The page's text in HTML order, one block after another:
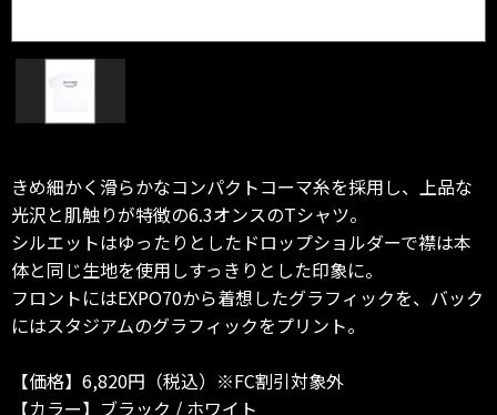
きめ細かく滑らかなコンパクトコーマ糸を採用し、上品な
光沢と肌触りが特徴の6.3オンスのTシャツ。
シルエットはゆったりとしたドロップショルダーで襟は本
体と同じ生地を使用しすっきりとした印象に。
フロントにはEXPO70から着想したグラフィックを、バック
にはスタジアムのグラフィックをプリント。
【価格】6,820円（税込）※FC割引対象外
【カラー】ブラック / ホワイト